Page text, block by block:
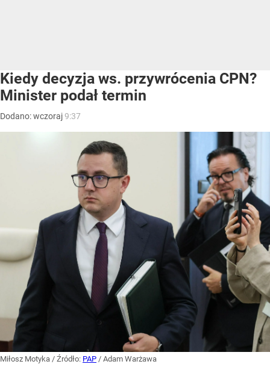
Kiedy decyzja ws. przywrócenia CPN?
Minister podał termin
Dodano:wczoraj9:37
Miłosz Motyka / Źródło: PAP / Adam Warżawa